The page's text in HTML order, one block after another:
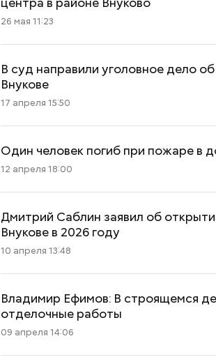
26 мая 11:23
В суд направили уголовное дело
Внукове
17 апреля 15:50
Один человек погиб при пожаре в
12 апреля 18:00
Дмитрий Саблин заявил об
Внукове в 2026 году
10 апреля 13:48
Владимир Ефимов: В строящемся
отделочные работы
09 апреля 14:06